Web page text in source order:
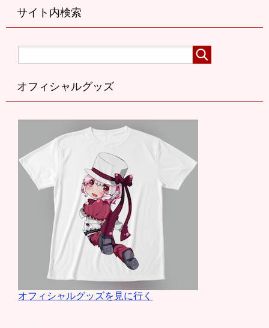
サイト内検索
オフィシャルグッズ
オフィシャルグッズを見に行く